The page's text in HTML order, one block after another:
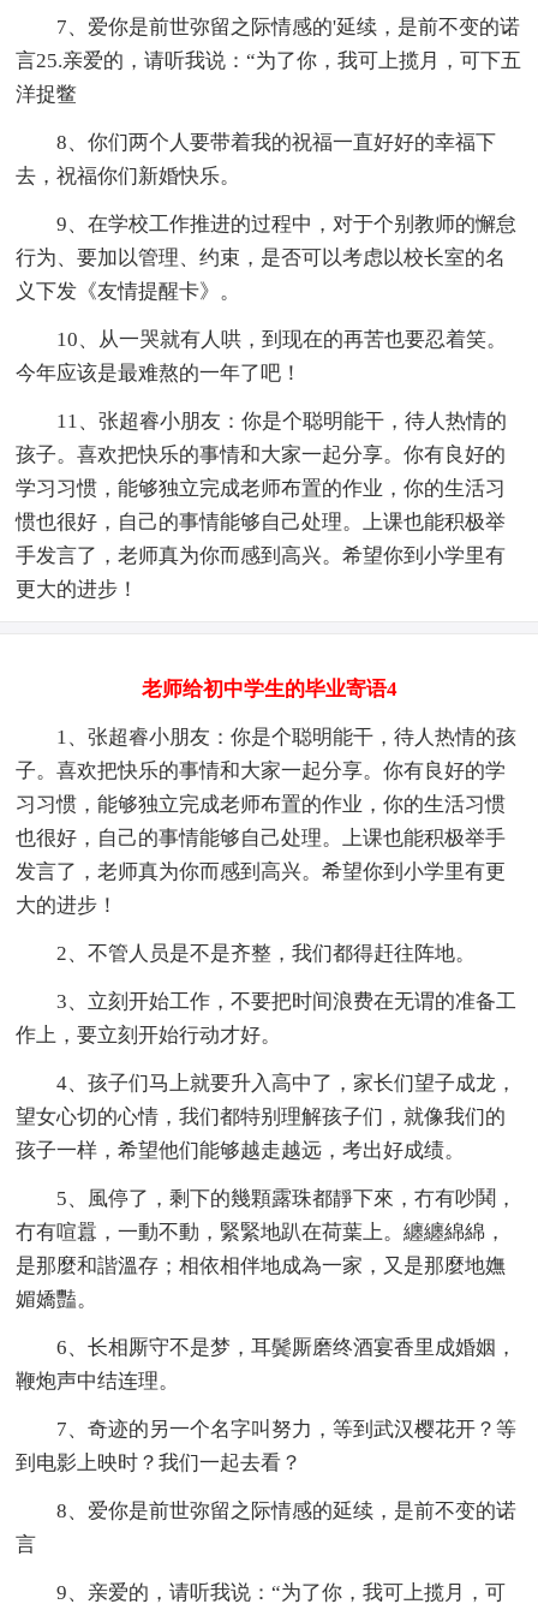
7、爱你是前世弥留之际情感的'延续，是前不变的诺
言25.亲爱的，请听我说：“为了你，我可上揽月，可下五
洋捉鳖
8、你们两个人要带着我的祝福一直好好的幸福下
去，祝福你们新婚快乐。
9、在学校工作推进的过程中，对于个别教师的懈怠
行为、要加以管理、约束，是否可以考虑以校长室的名
义下发《友情提醒卡》。
10、从一哭就有人哄，到现在的再苦也要忍着笑。
今年应该是最难熬的一年了吧！
11、张超睿小朋友：你是个聪明能干，待人热情的
孩子。喜欢把快乐的事情和大家一起分享。你有良好的
学习习惯，能够独立完成老师布置的作业，你的生活习
惯也很好，自己的事情能够自己处理。上课也能积极举
手发言了，老师真为你而感到高兴。希望你到小学里有
更大的进步！
老师给初中学生的毕业寄语4
1、张超睿小朋友：你是个聪明能干，待人热情的孩
子。喜欢把快乐的事情和大家一起分享。你有良好的学
习习惯，能够独立完成老师布置的作业，你的生活习惯
也很好，自己的事情能够自己处理。上课也能积极举手
发言了，老师真为你而感到高兴。希望你到小学里有更
大的进步！
2、不管人员是不是齐整，我们都得赶往阵地。
3、立刻开始工作，不要把时间浪费在无谓的准备工
作上，要立刻开始行动才好。
4、孩子们马上就要升入高中了，家长们望子成龙，
望女心切的心情，我们都特别理解孩子们，就像我们的
孩子一样，希望他们能够越走越远，考出好成绩。
5、風停了，剩下的幾顆露珠都靜下來，冇有吵鬨，
冇有喧囂，一動不動，緊緊地趴在荷葉上。纏纏綿綿，
是那麼和諧溫存；相依相伴地成為一家，又是那麼地嫵
媚嬌豔。
6、长相厮守不是梦，耳鬓厮磨终酒宴香里成婚姻，
鞭炮声中结连理。
7、奇迹的另一个名字叫努力，等到武汉樱花开？等
到电影上映时？我们一起去看？
8、爱你是前世弥留之际情感的延续，是前不变的诺
言
9、亲爱的，请听我说：“为了你，我可上揽月，可